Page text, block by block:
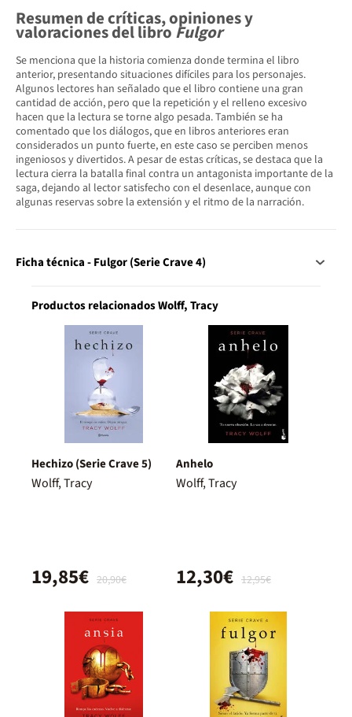
Resumen de críticas, opiniones y
valoraciones del libroFulgor
Se menciona que la historia comienza donde termina el libro
anterior, presentando situaciones difíciles para los personajes.
Algunos lectores han señalado que el libro contiene una gran
cantidad de acción, pero que la repetición y el relleno excesivo
hacen que la lectura se torne algo pesada. También se ha
comentado que los diálogos, que en libros anteriores eran
considerados un punto fuerte, en este caso se perciben menos
ingeniosos y divertidos. A pesar de estas críticas, se destaca que la
lectura cierra la batalla final contra un antagonista importante de la
saga, dejando al lector satisfecho con el desenlace, aunque con
algunas reservas sobre la extensión y el ritmo de la narración.
Ficha técnica - Fulgor (Serie Crave 4)
Productos relacionados Wolff, Tracy
Hechizo (Serie Crave 5)
Wolff, Tracy
20,90€
19,85€
Anhelo
Wolff, Tracy
12,95€
12,30€